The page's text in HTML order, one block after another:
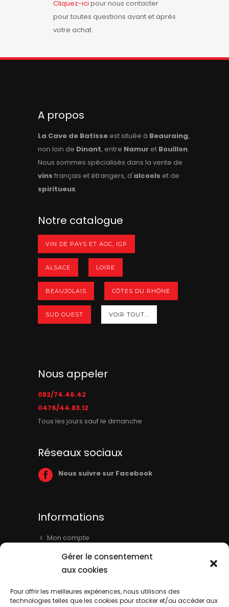
Gérer le consentement
aux cookies
Pour offrir les meilleures expériences, nous utilisons des
technologies telles que les cookies pour stocker et/ou accéder aux
Cliquez-ici pour nous contacter
pour toutes questions avant et après
votre achat.
A propos
La Cave de Batisse est située à Beauraing,
non loin de Dinant, entre Namur et Bouillon.
Nous sommes spécialisés dans la vente de
vins français et étrangers, d'alcools et de
spiritueux.
Notre catalogue
VIN DE PAYS ET AOC, IGP
ALSACE LOIRE
BEAUJOLAIS CÔTES DU RHÔNE
SUD OUEST VOIR TOUT...
Nous appeler
082/74.46.42
0476/44.83.12
Tous les jours sauf le dimanche
Réseaux sociaux
Nous suivre sur Facebook
Informations
Mon compte
Panier
Livraison & Informations
Conditions générales